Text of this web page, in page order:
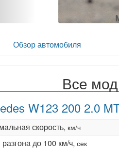
Обзор автомобиля
Все
W123 200 2.0
скорость, км/ч
до 100 км/ч, сек